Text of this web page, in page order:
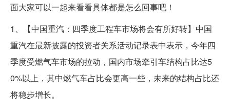
面大家可以一起来看看具体都是怎么回事吧！
1、【中国重汽：四季度工程车市场将会有所好转】中国
重汽在最新披露的投资者关系活动记录表中表示，今年四
季度受燃气车市场的拉动，国内市场牵引车结构占比达5
0%以上，其中燃气车占比会更高一些，未来的结构占比还
将稳步增长。